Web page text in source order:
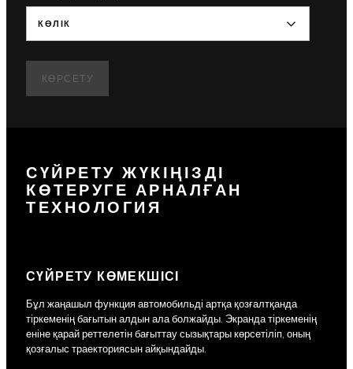
КӨЛІК
КӨРСЕТУ
СҮЙРЕТУ ЖҮКІҢІЗДІ
КӨТЕРУГЕ АРНАЛҒАН
ТЕХНОЛОГИЯ
СҮЙРЕТУ КӨМЕКШІСІ
Бұл жаңашыл функция автомобильді артқа қозғалтқанда
тіркеменің бағытын алдын ала болжайды. Экранда тіркеменің
еніне қарай реттелетін бағыттау сызықтары көрсетіліп, оның
қозғалыс траекториясын айқындайды.